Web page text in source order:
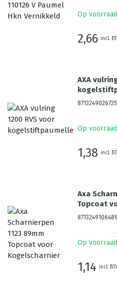
Op voorraad
2,66 incl.
AXA
8713249026725
Op voorraad
1,38 incl.
Axa
Topcoat
8713249106489
Op voorraad
1,14 incl.